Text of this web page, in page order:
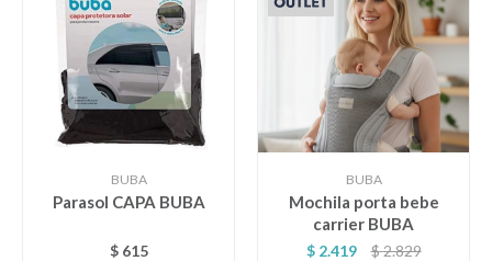
BUBA
Parasol CAPA BUBA
$ 615
BUBA
Mochila porta bebe
carrier BUBA
$ 2.419 $2.829